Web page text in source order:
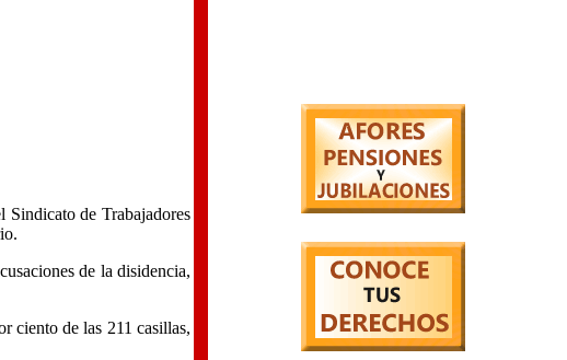
Sindicato de Trabajadores
de la disidencia,
ciento de las 211 casillas,